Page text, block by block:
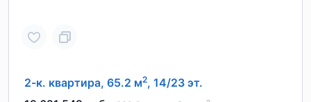
2-к. квартира, 65.2 м2, 14/23 эт.